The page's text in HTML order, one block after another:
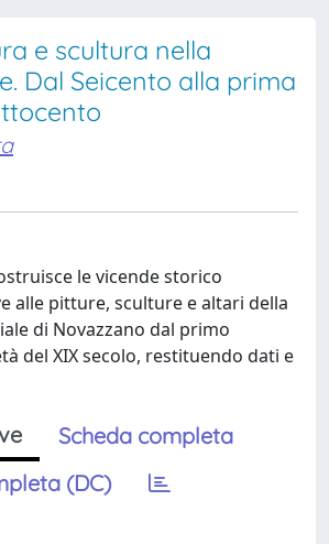
e scultura nella
Dal Seicento alla prima
le vicende storico
alle pitture, sculture e altari della
di Novazzano dal primo
del XIX secolo, restituendo dati e
Scheda completa
(DC)